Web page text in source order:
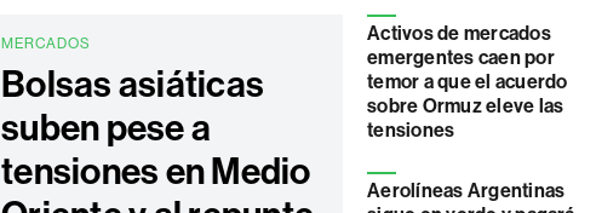
MERCADOS
Bolsas asiáticas
suben pese a
tensiones en Medio
Activos de mercados
emergentes caen por
temor a que el acuerdo
sobre Ormuz eleve las
tensiones
Aerolíneas Argentinas